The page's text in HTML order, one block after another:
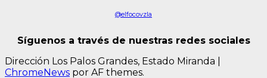
@elfocovzla
Síguenos a través de nuestras redes sociales
Dirección Los Palos Grandes, Estado Miranda
ChromeNews por AF themes.